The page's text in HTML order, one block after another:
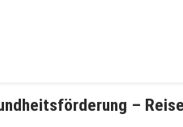
–